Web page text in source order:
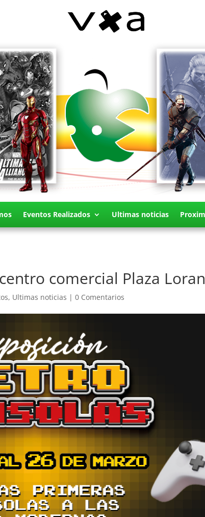
Eventos Realizados Ultimas noticias
comercial Plaza
, Ultimas noticias |0 Comentarios